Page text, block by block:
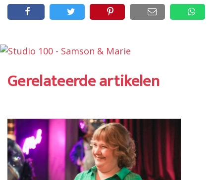
Gerelateerde artikelen